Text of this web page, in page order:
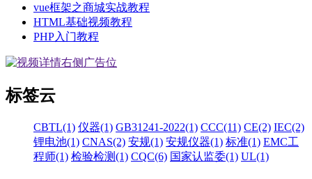
vue框架之商城实战教程
HTML基础视频教程
PHP入门教程
标签云
CBTL(1) 仪器(1) GB31241-2022(1) CCC(11) CE(2) IEC(2)
锂电池(1) CNAS(2) 安规(1) 安规仪器(1) 标准(1) EMC工
程师(1) 检验检测(1) CQC(6) 国家认监委(1) UL(1)